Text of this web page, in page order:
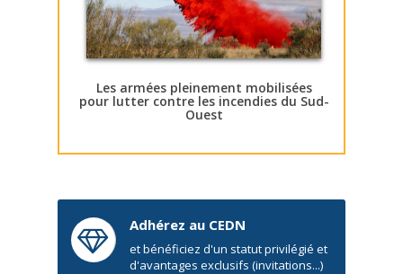
Les armées pleinement mobilisées
pour lutter contre les incendies du Sud-
Ouest
Adhérez au CEDN
et bénéficiez d'un statut privilégié et
d'avantages exclusifs (invitations...)